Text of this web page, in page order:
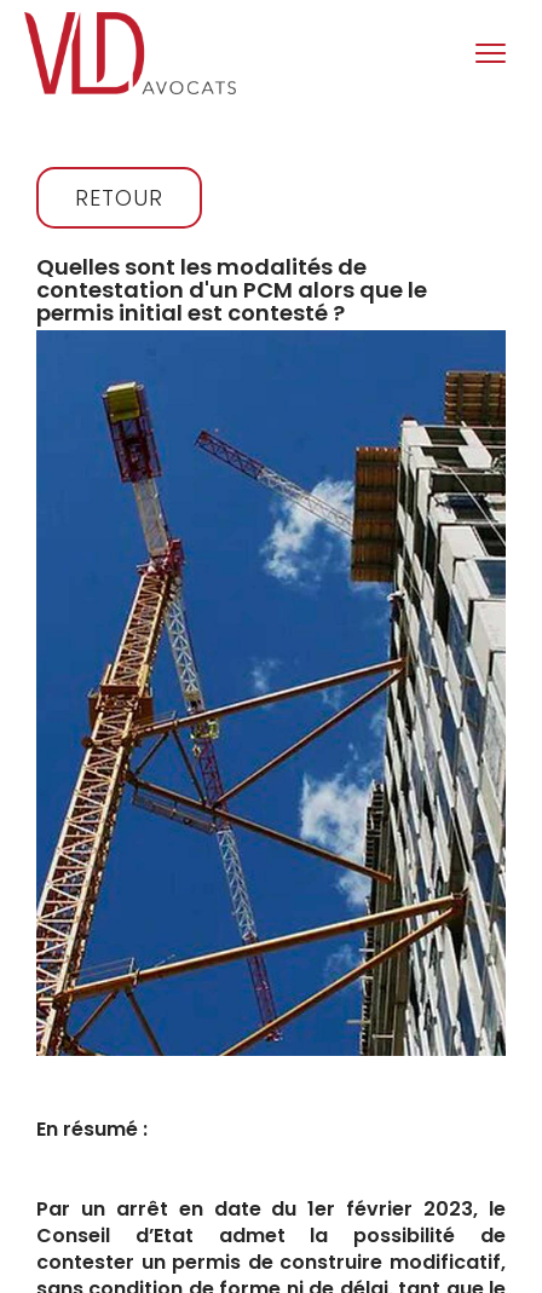
RETOUR
Quelles sont les modalités de
contestation d'un PCM alors que le
permis initial est contesté ?
En résumé :
Par un arrêt en date du 1er février 2023, le
Conseil d’Etat admet la possibilité de
contester un permis de construire modificatif,